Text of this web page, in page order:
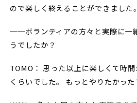
ので楽しく終えることができました。
──ボランティアの方々と実際に一
うでしたか？
TOMO： 思った以上に楽しくて時
くらいでした。 もっとやりたかった